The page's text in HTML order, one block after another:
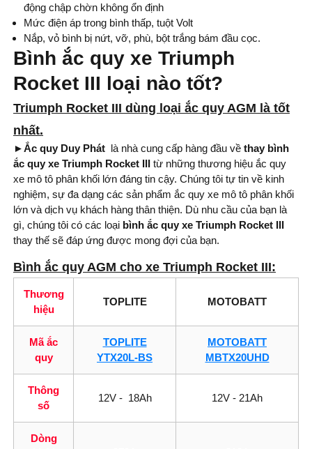
động chập chờn không ổn định
Mức điện áp trong bình thấp, tuột Volt
Nắp, vỏ bình bị nứt, vỡ, phù, bột trắng bám đầu cọc.
Bình ắc quy xe Triumph
Rocket III loại nào tốt?
Triumph Rocket III dùng loại ắc quy AGM là tốt
nhất.
►Ắc quy Duy Phát là nhà cung cấp hàng đầu về thay bình
ắc quy xe Triumph Rocket III từ những thương hiệu ắc quy
xe mô tô phân khối lớn đáng tin cậy. Chúng tôi tự tin về kinh
nghiệm, sự đa dạng các sản phẩm ắc quy xe mô tô phân khối
lớn và dịch vụ khách hàng thân thiện. Dù nhu cầu của bạn là
gì, chúng tôi có các loại bình ắc quy xe Triumph Rocket III
thay thế sẽ đáp ứng được mong đợi của bạn.
Bình ắc quy AGM cho xe Triumph Rocket III:
Thương
hiệu
TOPLITE MOTOBATT
Mã ắc
quy
TOPLITE
YTX20L-BS
MOTOBATT
MBTX20UHD
Thông
số
12V - 18Ah 12V - 21Ah
Dòng